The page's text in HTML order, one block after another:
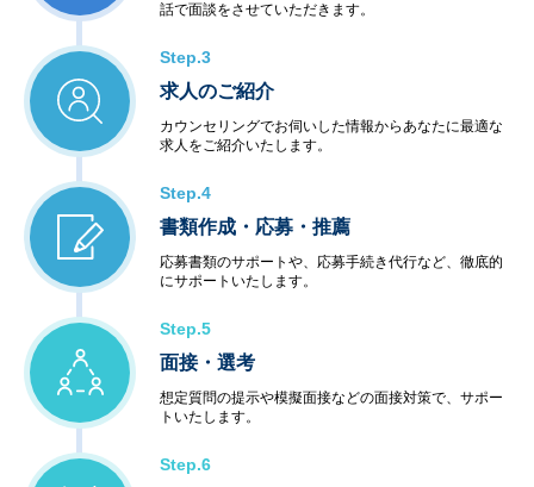
話で面談をさせていただきます。
Step.3
求人のご紹介
カウンセリングでお伺いした情報からあなたに最適な
求人をご紹介いたします。
Step.4
書類作成・応募・推薦
応募書類のサポートや、応募手続き代行など、徹底的
にサポートいたします。
Step.5
面接・選考
想定質問の提示や模擬面接などの面接対策で、サポー
トいたします。
Step.6